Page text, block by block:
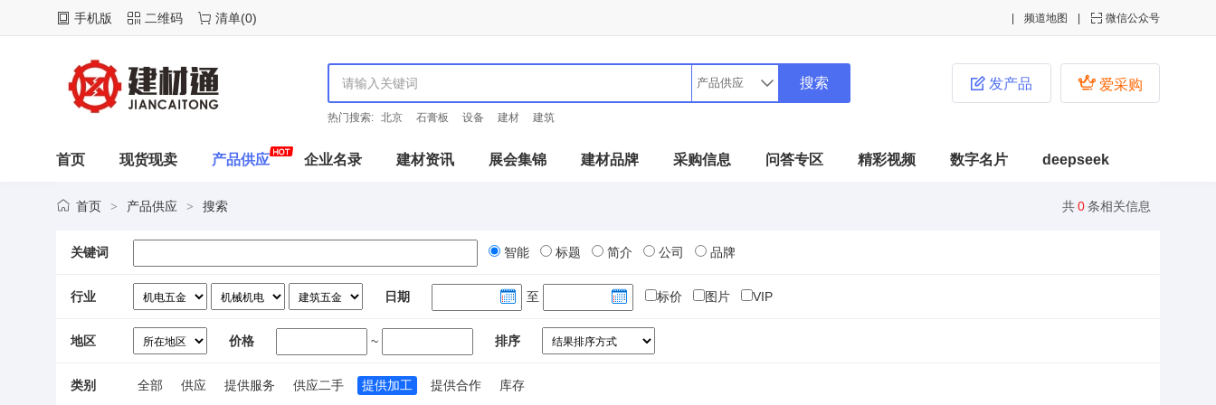
手机版 二维码 清单(0)  微信公众号
频道地图
热门搜索: 北京 石膏板 设备 建材 建筑
 爱采购
 发产品
首页 现货现卖 产品供应 企业名录 建材资讯 展会集锦 建材品牌 采购信息 问答专区 精彩视频 数字名片 deepseek
共0条相关信息
首页 > 产品供应 > 搜索
关键词 智能 标题 简介 公司 品牌
行业 日期 至 标价 图片 VIP
地区 价格 ~ 排序
类别 全部 供应 提供服务 供应二手 提供加工 提供合作 库存